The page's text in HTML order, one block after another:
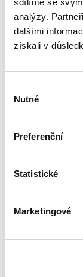
sdílíme se
analýzy.
dalšími
získali v
souhlasu
Nutné
Preferenční
Statistické
Marketingové
340,00